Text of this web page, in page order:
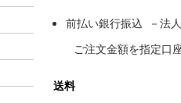
前払い銀行振込 －法
ご注文金額を指定口
送料